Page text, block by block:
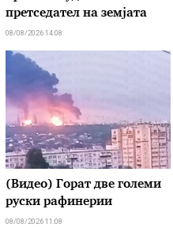
претседател на земјата
08/08/2026 14:08
(Видео) Горат две големи
руски рафинерии
08/08/2026 11:08